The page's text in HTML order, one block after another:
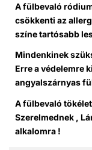
A fülbevaló
csökkenti az
színe tartósabb
Mindenkinek
Erre a védelemre
angyalszárnyas
A fülbevaló
Szerelmednek ,
alkalomra !